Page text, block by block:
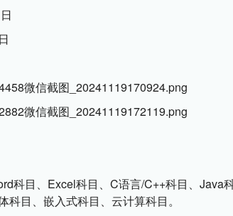
科目、Excel科目、C语言/C++科目、Java
目、嵌入式科目、云计算科目。